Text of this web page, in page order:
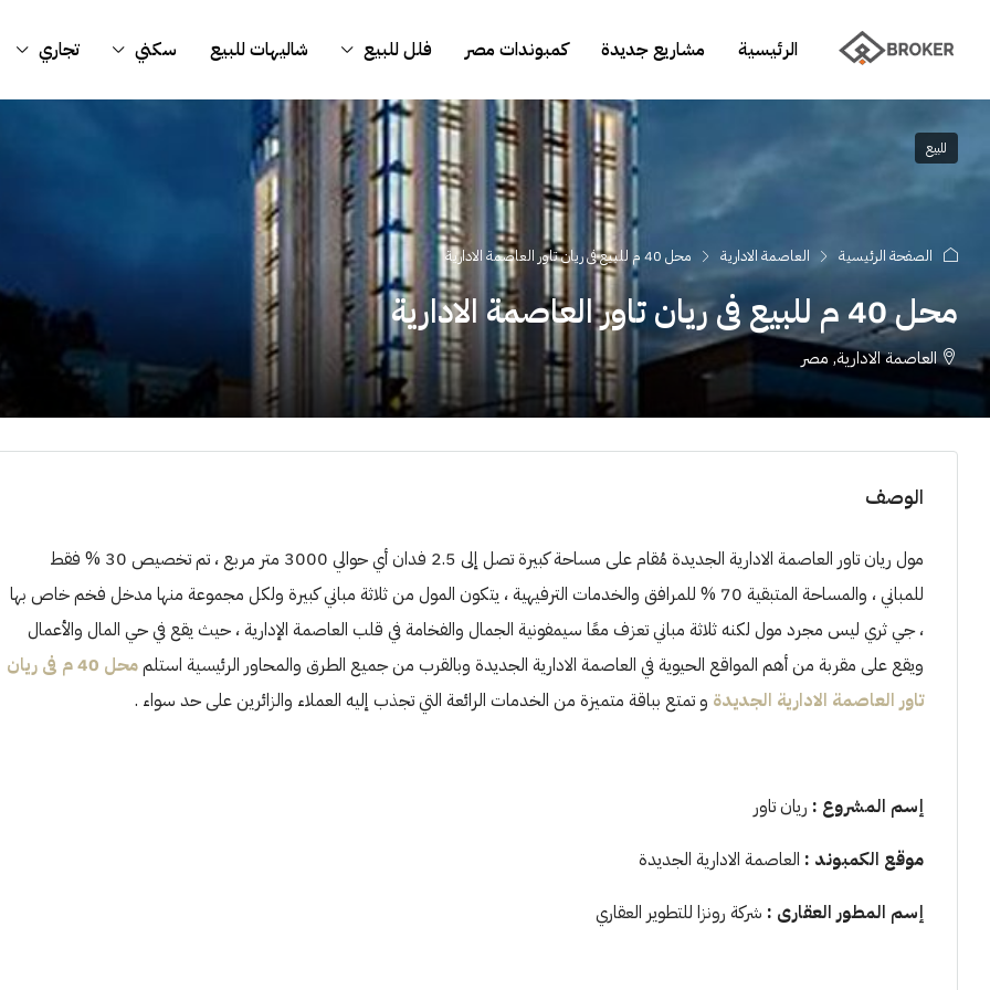
الرئيسية مشاريع جديدة كمبوندات مصر فلل للبيع شاليهات للبيع سكني تجاري
للبيع
الصفحة الرئيسية العاصمة الادارية محل 40 م للبيع فى ريان تاور العاصمة الادارية
محل 40 م للبيع فى ريان تاور العاصمة الادارية
العاصمة الادارية, مصر
الوصف
مول ريان تاور العاصمة الادارية الجديدة مُقام على مساحة كبيرة تصل إلى 2.5 فدان أي حوالي 3000 متر مربع ، تم تخصيص 30 % فقط
للمباني ، والمساحة المتبقية 70 % للمرافق والخدمات الترفيهية ، يتكون المول من ثلاثة مباني كبيرة ولكل مجموعة منها مدخل فخم خاص بها
، جي ثري ليس مجرد مول لكنه ثلاثة مباني تعزف معًا سيمفونية الجمال والفخامة في قلب العاصمة الإدارية ، حيث يقع في حي المال والأعمال
ويقع على مقربة من أهم المواقع الحيوية في العاصمة الادارية الجديدة وبالقرب من جميع الطرق والمحاور الرئيسية استلم
محل 40 م فى ريان
تاور العاصمة الادارية الجديدة و تمتع بباقة متميزة من الخدمات الرائعة التي تجذب إليه العملاء والزائرين على حد سواء .
إسم المشروع : ريان تاور
موقع الكمبوند : العاصمة الادارية الجديدة
إسم المطور العقارى : شركة رونزا للتطوير العقاري
الأثنين
17
الثلاثاء
18
الأربعاء